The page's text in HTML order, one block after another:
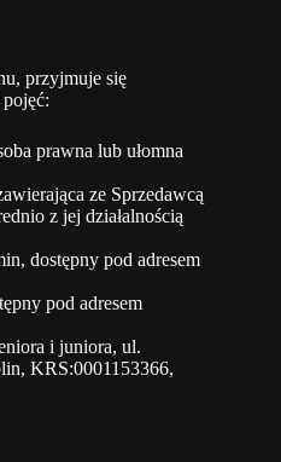
przyjmuje się
prawna lub ułomna
ze Sprzedawcą
z jej działalnością
dostępny pod adresem
pod adresem
i juniora, ul.
KRS:0001153366,